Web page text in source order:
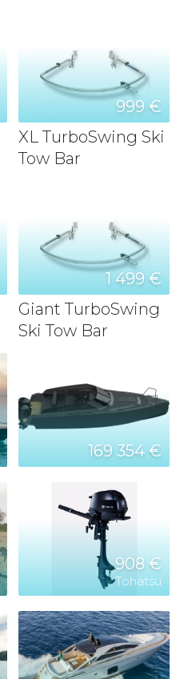
999 €
XL TurboSwing Ski
Tow Bar
1 499 €
Giant TurboSwing
Ski Tow Bar
169 354 €
908 €
Tohatsu